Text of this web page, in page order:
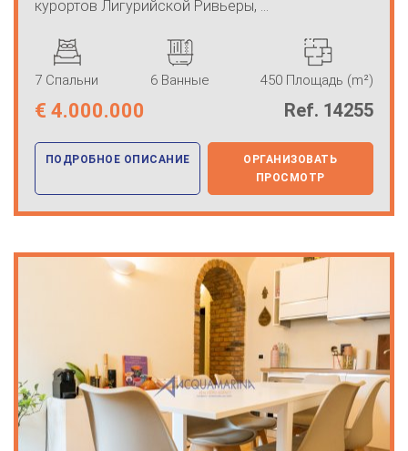
курортов Лигурийской Ривьеры, ...
7 Спальни 6 Ванные 450 Площадь (m²)
€ 4.000.000 Ref. 14255
ПОДРОБНОЕ ОПИСАНИЕ
ОРГАНИЗОВАТЬ
ПРОСМОТР